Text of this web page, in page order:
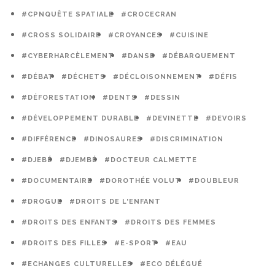
#CPNQUÊTE SPATIALE #CROCECRAN
#CROSS SOLIDAIRE #CROYANCES #CUISINE
#CYBERHARCÈLEMENT #DANSE #DÉBARQUEMENT
#DÉBAT #DÉCHETS #DÉCLOISONNEMENT #DÉFIS
#DÉFORESTATION #DENTS #DESSIN
#DÉVELOPPEMENT DURABLE #DEVINETTE #DEVOIRS
#DIFFÉRENCE #DINOSAURES #DISCRIMINATION
#DJEBÉ #DJEMBÉ #DOCTEUR CALMETTE
#DOCUMENTAIRE #DOROTHÉE VOLUT #DOUBLEUR
#DROGUE #DROITS DE L'ENFANT
#DROITS DES ENFANTS #DROITS DES FEMMES
#DROITS DES FILLES #E-SPORT #EAU
#ECHANGES CULTURELLES #ECO DÉLÉGUÉ